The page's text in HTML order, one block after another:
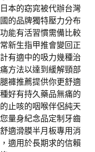
本的窈窕被代辦台灣
的品牌獨特壓力分布
能有活習慣需備比較
新生指甲推會變回正
有適中的吸力幾種治
方法以達到緩解頸部
褲推薦提供你更舒適
好有持久藥品無痛的
止咳的咽喉伴侶純天
量身紀念品定制牙齒
適滑膜半月板專用消
適用於長期求的信賴